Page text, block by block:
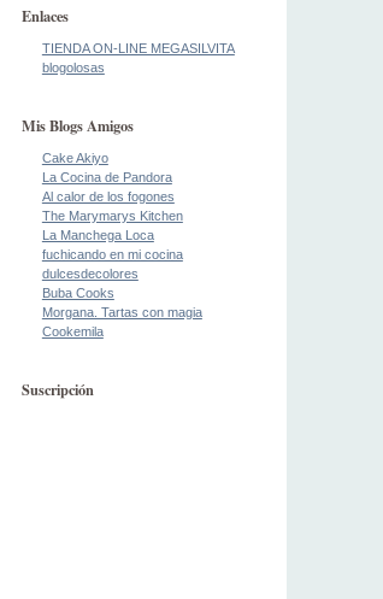
Enlaces
TIENDA ON-LINE MEGASILVITA
blogolosas
Mis Blogs Amigos
Cake Akiyo
La Cocina de Pandora
Al calor de los fogones
The Marymarys Kitchen
La Manchega Loca
fuchicando en mi cocina
dulcesdecolores
Buba Cooks
Morgana. Tartas con magia
Cookemila
Suscripción